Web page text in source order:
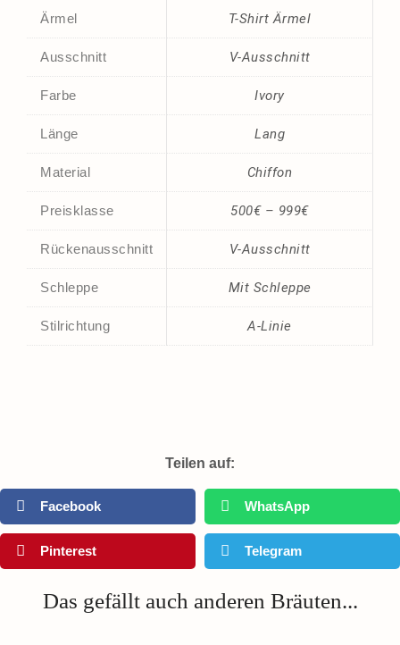
Ärmel T-Shirt Ärmel
Ausschnitt V-Ausschnitt
Farbe Ivory
Länge Lang
Material Chiffon
Preisklasse 500€ – 999€
Rückenausschnitt V-Ausschnitt
Schleppe Mit Schleppe
Stilrichtung A-Linie
Teilen auf:
Facebook WhatsApp
Pinterest Telegram
Das gefällt auch anderen Bräuten...